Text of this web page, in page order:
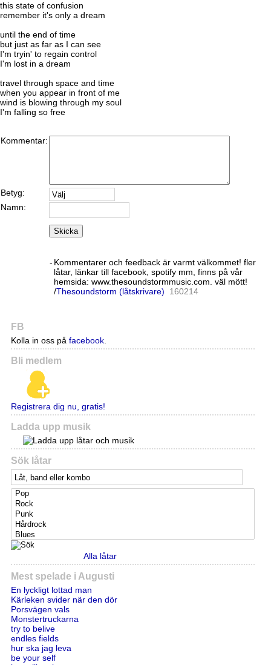
this state of confusion
remember it's only a dream
until the end of time
but just as far as I can see
I'm tryin' to regain control
I'm lost in a dream
travel through space and time
when you appear in front of me
wind is blowing through my soul
I'm falling so free
Kommentar:
Betyg:
Namn:
Skicka
- Kommentarer och feedback är varmt välkommet! fler
låtar, länkar till facebook, spotify mm, finns på vår
hemsida: www.thesoundstormmusic.com. väl mött!
/Thesoundstorm (låtskrivare) 160214
FB
Kolla in oss på facebook.
Bli medlem
Registrera dig nu, gratis!
Ladda upp musik
Sök låtar
Alla låtar
Mest spelade i Augusti
En lyckligt lottad man
Kärleken svider när den dör
Porsvägen vals
Monstertruckarna
try to belive
endles fields
hur ska jag leva
be your self